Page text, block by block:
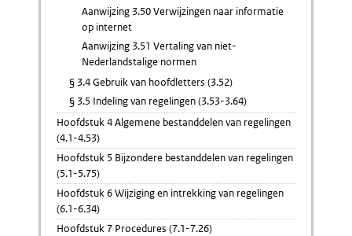
Aanwijzing 3.50 Verwijzingen naar informatie
op internet
Aanwijzing 3.51 Vertaling van niet-
Nederlandstalige normen
§ 3.4 Gebruik van hoofdletters (3.52)
§ 3.5 Indeling van regelingen (3.53-3.64)
Hoofdstuk 4 Algemene bestanddelen van regelingen
(4.1-4.53)
Hoofdstuk 5 Bijzondere bestanddelen van regelingen
(5.1-5.75)
Hoofdstuk 6 Wijziging en intrekking van regelingen
(6.1-6.34)
Hoofdstuk 7 Procedures (7.1-7.26)